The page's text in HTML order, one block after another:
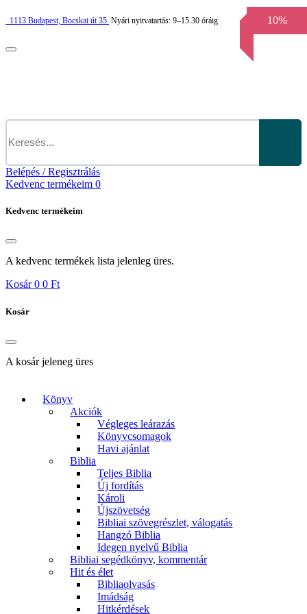
1113 Budapest, Bocskai út 35. Nyári nyitvatartás: 9–15.30 óráig
Belépés / Regisztrálás
Kedvenc termékeim 0
Kedvenc termékeim
A kedvenc termékek lista jelenleg üres.
Kosár 0 0 Ft
Kosár
A kosár jeleneg üres
Könyv
Akciók
Végleges leárazás
Könyvcsomagok
Havi ajánlat
Biblia
Teljes Biblia
Új fordítás
Károli
Újszövetség
Bibliai szövegrészlet, válogatás
Hangzó Biblia
Idegen nyelvű Biblia
Bibliai segédkönyv, kommentár
Hit és élet
Bibliaolvasás
Imádság
Hitkérdések
10%